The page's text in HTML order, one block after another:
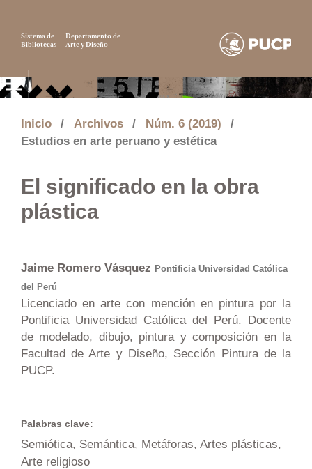
Sistema de
Bibliotecas
Departamento de
Arte y Diseño
Inicio / Archivos / Núm. 6 (2019)
/
Estudios en arte peruano y estética
El significado en la obra
plástica
Jaime Romero Vásquez Pontificia Universidad Católica
del Perú
Licenciado en arte con mención en pintura por la
Pontificia Universidad Católica del Perú. Docente
de modelado, dibujo, pintura y composición en la
Facultad de Arte y Diseño, Sección Pintura de la
PUCP.
Palabras clave:
Semiótica, Semántica, Metáforas, Artes plásticas,
Arte religioso